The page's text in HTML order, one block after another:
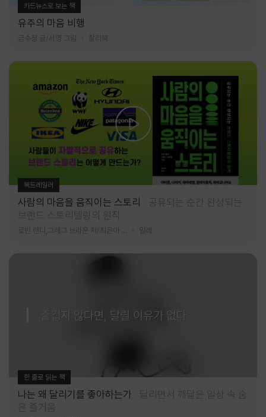
카드뉴스로 보는 책
유주의 마음 비행
금수정 글/서영 그림 찰리북
북트레일러
사람의 마음을 움직이는 스토리
공유되는 순간 완성되는
브랜드 스토리텔링의 원칙
알레
즐겁지 않다면, 달릴 이유가 없다
한 줄로 읽는 책
나는 왜 달리기를 좋아하는가
달리면서 깨달은 일상 속 숨
은 즐거움